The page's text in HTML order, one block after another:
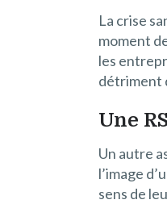
La crise
moment
les
détriment
Une
Un autre
l’image
sens de